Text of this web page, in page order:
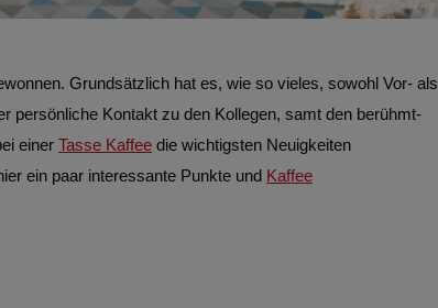
Grundsätzlich hat es, wie so vieles, sowohl Vor- als
persönliche Kontakt zu den Kollegen, samt den berühmt-
einer Tasse Kaffee die wichtigsten Neuigkeiten
ein paar interessante Punkte und Kaffee